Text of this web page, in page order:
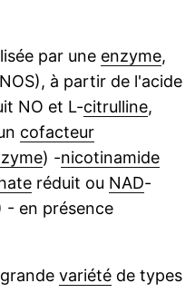
par une enzyme,
à partir de l'acide
NO et L-citrulline,
cofacteur
) -nicotinamide
réduit ou NAD-
- en présence
variétéde types